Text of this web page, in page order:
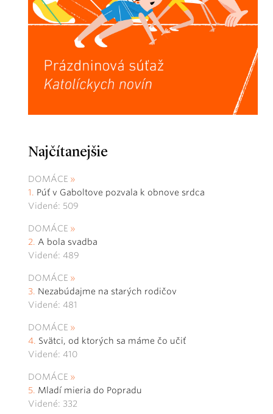
Najčítanejšie
DOMÁCE
Púť v Gaboltove pozvala k obnove srdca
Videné: 509
DOMÁCE
A bola svadba
Videné: 489
DOMÁCE
Nezabúdajme na starých rodičov
Videné: 481
DOMÁCE
Svätci, od ktorých sa máme čo učiť
Videné: 410
DOMÁCE
Mladí mieria do Popradu
Videné: 332